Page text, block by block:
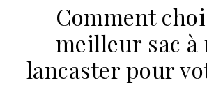
Comment
meilleur sac à
lancaster pour